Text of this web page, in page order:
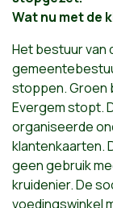
Wat nu met de
Het bestuur van
stoppen. Groen
Evergem stopt.
organiseerde
klantenkaarten.
geen gebruik
kruidenier. De
voedingswinkel